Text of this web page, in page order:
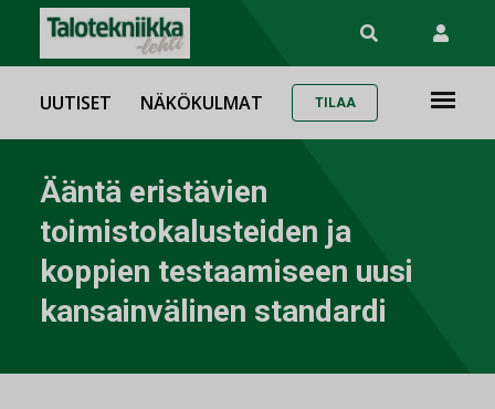
UUTISET NÄKÖKULMAT TILAA
Ääntä eristävien
toimistokalusteiden ja
koppien testaamiseen uusi
kansainvälinen standardi